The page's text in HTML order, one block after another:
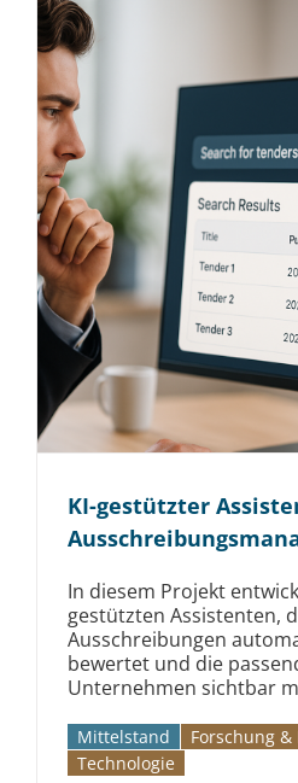
KI-gestützter
In diesem Projekt
gestützten Assistenten,
Ausschreibungen
bewertet und die
Unternehmen sichtbar
Mittelstand
Forschung
Technologie